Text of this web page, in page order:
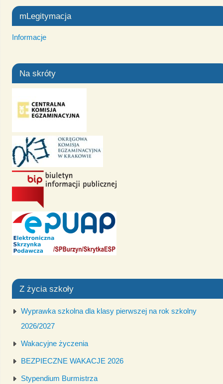
mLegitymacja
Informacje
Na skróty
Z życia szkoły
Wyprawka szkolna dla klasy pierwszej na rok szkolny
2026/2027
Wakacyjne życzenia
BEZPIECZNE WAKACJE 2026
Stypendium Burmistrza